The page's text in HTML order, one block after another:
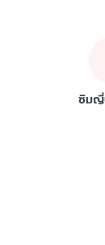
ซิมญี่